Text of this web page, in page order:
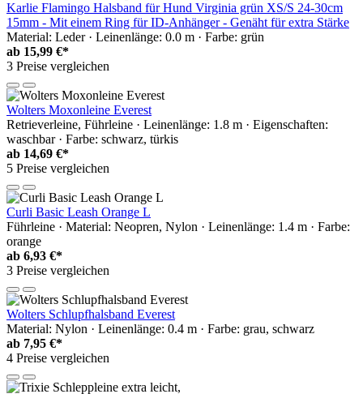
Karlie Flamingo Halsband für Hund Virginia grün XS/S 24-30cm
15mm - Mit einem Ring für ID-Anhänger - Genäht für extra Stärke
Material: Leder · Leinenlänge: 0.0 m · Farbe: grün
ab 15,99 €*
3 Preise vergleichen
Wolters Moxonleine Everest
Retrieverleine, Führleine · Leinenlänge: 1.8 m · Eigenschaften:
waschbar · Farbe: schwarz, türkis
ab 14,69 €*
5 Preise vergleichen
Curli Basic Leash Orange L
Führleine · Material: Neopren, Nylon · Leinenlänge: 1.4 m · Farbe:
orange
ab 6,93 €*
3 Preise vergleichen
Wolters Schlupfhalsband Everest
Material: Nylon · Leinenlänge: 0.4 m · Farbe: grau, schwarz
ab 7,95 €*
4 Preise vergleichen